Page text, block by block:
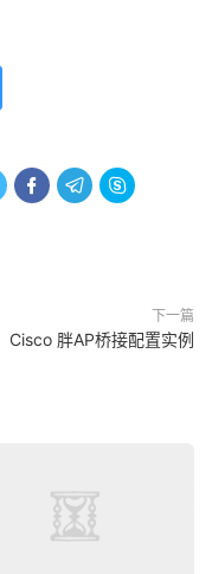
  
下一篇
Cisco 胖AP桥接配置实例